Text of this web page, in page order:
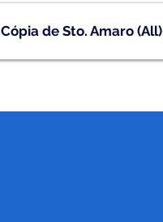
Cópia de Sto. Amaro (All)